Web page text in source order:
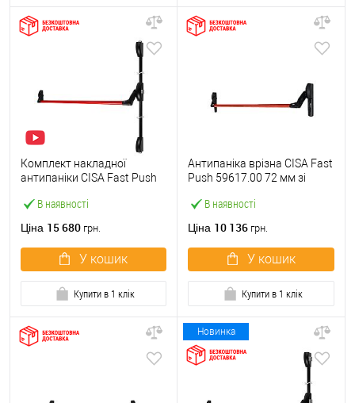
В наявності
Комплект накладної
антипаніки CISA Fast Push
точковий вверх-вниз
Ціна 15 680 грн.
У кошик
Купити в 1 клік
В наявності
Антипаніка врізна CISA Fast
Push 59617.00 72 мм зі
Ціна 10 136 грн.
У кошик
Купити в 1 клік
Новинка